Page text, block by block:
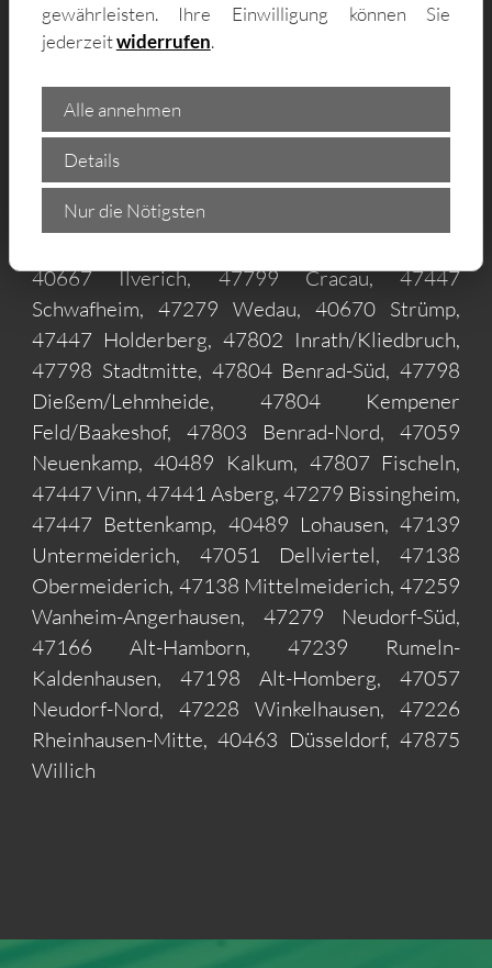
47803 Bockum, 47057 Hochfeld, 40668 Nierst,
Buchholz, 47447 Vennikel, 47809 Oppum,
47228 Bergheim, 47228 Hochemmerich,
47802 Traar, 47269 Großenbaum, 47802
Verberg, 40668 Langst-Kierst, 47279
Wanheimerort, 47269 Rahm, 47720 Krefeld,
40667 Ilverich, 47799 Cracau, 47447
Schwafheim, 47279 Wedau, 40670 Strümp,
47447 Holderberg, 47802 Inrath/Kliedbruch,
47798 Stadtmitte, 47804 Benrad-Süd, 47798
Dießem/Lehmheide, 47804 Kempener
Feld/Baakeshof, 47803 Benrad-Nord, 47059
Neuenkamp, 40489 Kalkum, 47807 Fischeln,
47447 Vinn, 47441 Asberg, 47279 Bissingheim,
47447 Bettenkamp, 40489 Lohausen, 47139
Untermeiderich, 47051 Dellviertel, 47138
Obermeiderich, 47138 Mittelmeiderich, 47259
Wanheim-Angerhausen, 47279 Neudorf-Süd,
47166 Alt-Hamborn, 47239 Rumeln-
Kaldenhausen, 47198 Alt-Homberg, 47057
Neudorf-Nord, 47228 Winkelhausen, 47226
Rheinhausen-Mitte, 40463 Düsseldorf, 47875
Willich
gewährleisten. Ihre Einwilligung können Sie
jederzeitwiderrufen.
Alle annehmen
Details
Nur die Nötigsten